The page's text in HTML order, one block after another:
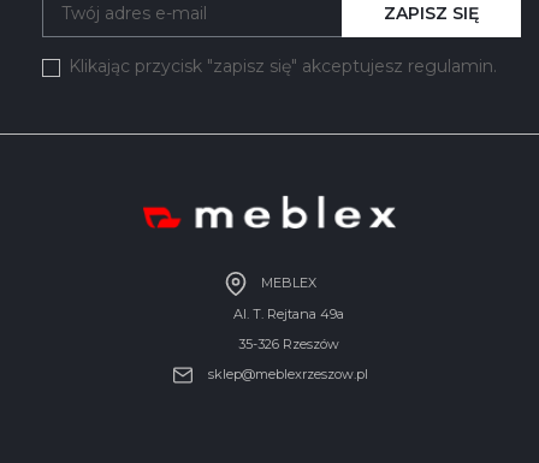
Klikając przycisk "zapisz się" akceptujesz regulamin.
ZAPISZ SIĘ
MEBLEX
Al. T. Rejtana 49a
35-326 Rzeszów
sklep@meblexrzeszow.pl